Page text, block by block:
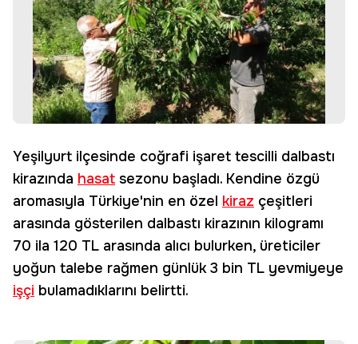
Yeşilyurt ilçesinde coğrafi işaret tescilli dalbastı
kirazında hasat sezonu başladı. Kendine özgü
aromasıyla Türkiye'nin en özel kiraz çeşitleri
arasında gösterilen dalbastı kirazının kilogramı
70 ila 120 TL arasında alıcı bulurken, üreticiler
yoğun talebe rağmen günlük 3 bin TL yevmiyeye
işçi bulamadıklarını belirtti.